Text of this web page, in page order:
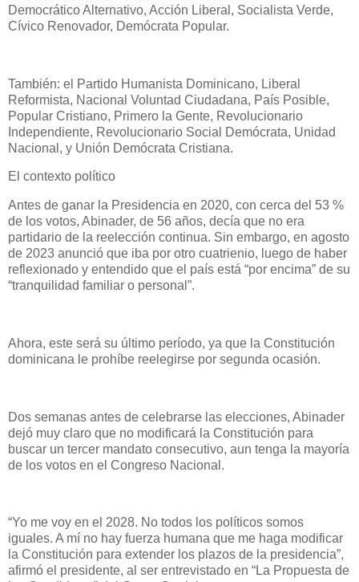
Democrático Alternativo, Acción Liberal, Socialista Verde,
Cívico Renovador, Demócrata Popular.
También: el Partido Humanista Dominicano, Liberal
Reformista, Nacional Voluntad Ciudadana, País Posible,
Popular Cristiano, Primero la Gente, Revolucionario
Independiente, Revolucionario Social Demócrata, Unidad
Nacional, y Unión Demócrata Cristiana.
El contexto político
Antes de ganar la Presidencia en 2020, con cerca del 53 %
de los votos, Abinader, de 56 años, decía que no era
partidario de la reelección continua. Sin embargo, en agosto
de 2023 anunció que iba por otro cuatrienio, luego de haber
reflexionado y entendido que el país está “por encima” de su
“tranquilidad familiar o personal”.
Ahora, este será su último período, ya que la Constitución
dominicana le prohíbe reelegirse por segunda ocasión.
Dos semanas antes de celebrarse las elecciones, Abinader
dejó muy claro que no modificará la Constitución para
buscar un tercer mandato consecutivo, aun tenga la mayoría
de los votos en el Congreso Nacional.
“Yo me voy en el 2028. No todos los políticos somos
iguales. A mí no hay fuerza humana que me haga modificar
la Constitución para extender los plazos de la presidencia”,
afirmó el presidente, al ser entrevistado en “La Propuesta de